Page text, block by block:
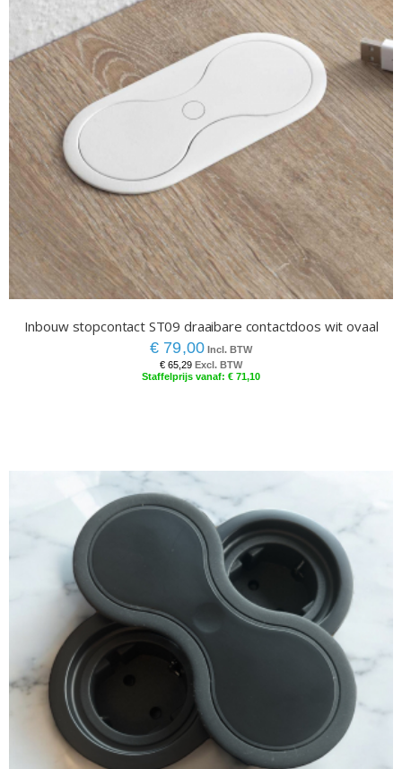
Inbouw stopcontact ST09 draaibare contactdoos wit ovaal
€ 79,00
€ 65,29
€ 71,10